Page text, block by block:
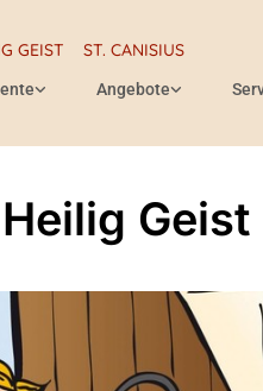
GEIST ST. CANISIUS
Angebote
Geist